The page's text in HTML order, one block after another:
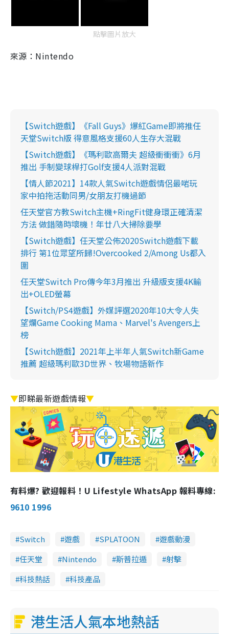
點擊圖片放大
來源：Nintendo
【Switch遊戲】《Fall Guys》爆紅Game即將推任
天堂Switch版 得意風格支援60人生存大混戰
【Switch遊戲】《瑪利歐高爾夫 超級衝衝衝》6月
推出 手制變球桿打Golf支援4人派對混戰
【情人節2021】14款人氣Switch遊戲情侶最啱玩
家中拍拖活動同男/女朋友打機過節
任天堂官方教Switch主機+RingFit健身環正確清潔
方法 做錯隨時壞機！年廿八大掃除要學
【Switch遊戲】任天堂公佈2020Switch遊戲下載
排行 第1位眾望所歸!Overcooked 2/Among Us都入
圍
任天堂Switch Pro傳今年3月推出 升級版支援4K輸
出+OLED螢幕
【Switch/PS4遊戲】外媒評選2020年10大令人失
望爛Game Cooking Mama、Marvel's Avengers上
榜
【Switch遊戲】2021年上半年人氣Switch新Game
推薦 超級瑪利歐3D世界、牧場物語新作
▼即睇最新遊戲情報▼
有料爆? 歡迎報料！U Lifestyle WhatsApp 報料專線:
9610 1996
Switch 遊戲 SPLATOON
遊戲動漫
任天堂
Nintendo 斯普拉遁
射擊
科技熱話
科技產品
港生活人氣本地熱話